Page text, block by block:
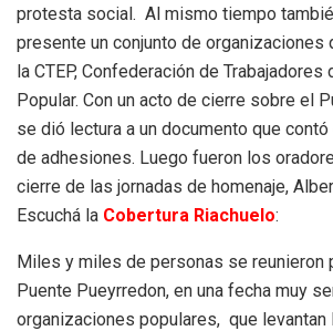
protesta social. Al mismo tiempo
presente un conjunto de organizaciones
la CTEP, Confederación de Trabajadores
Popular. Con un acto de cierre sobre el
se dió lectura a un documento que contó
de adhesiones. Luego fueron los
cierre de las jornadas de homenaje,
Escuchá la Cobertura Riachuelo:
Miles y miles de personas se reunieron
Puente Pueyrredon, en una fecha muy
organizaciones populares, que levantan